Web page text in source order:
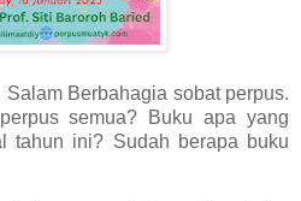
Berbahagia sobat perpus.
semua? Buku apa yang
tahun ini? Sudah berapa buku